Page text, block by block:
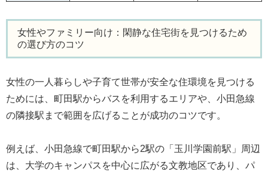
女性やファミリー向け：閑静な住宅街を見つけるため
の選び方のコツ
女性の一人暮らしや子育て世帯が安全な住環境を見つける
ためには、町田駅からバスを利用するエリアや、小田急線
の隣接駅まで範囲を広げることが成功のコツです。
例えば、小田急線で町田駅から2駅の「玉川学園前駅」周辺
は、大学のキャンパスを中心に広がる文教地区であり、パ